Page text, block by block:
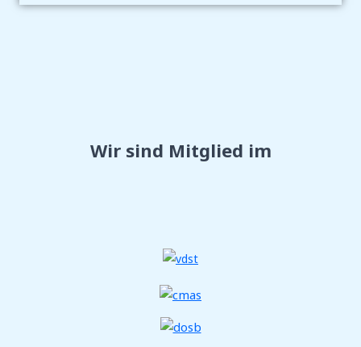
Wir sind Mitglied im